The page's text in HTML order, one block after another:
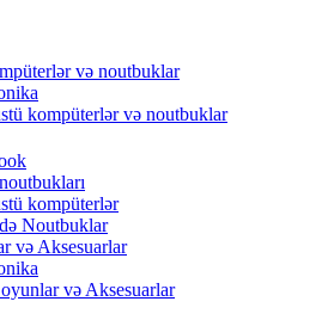
və noutbuklar
kompüterlər və noutbuklar
kompüterlər
Noutbuklar
və Aksesuarlar
və Aksesuarlar